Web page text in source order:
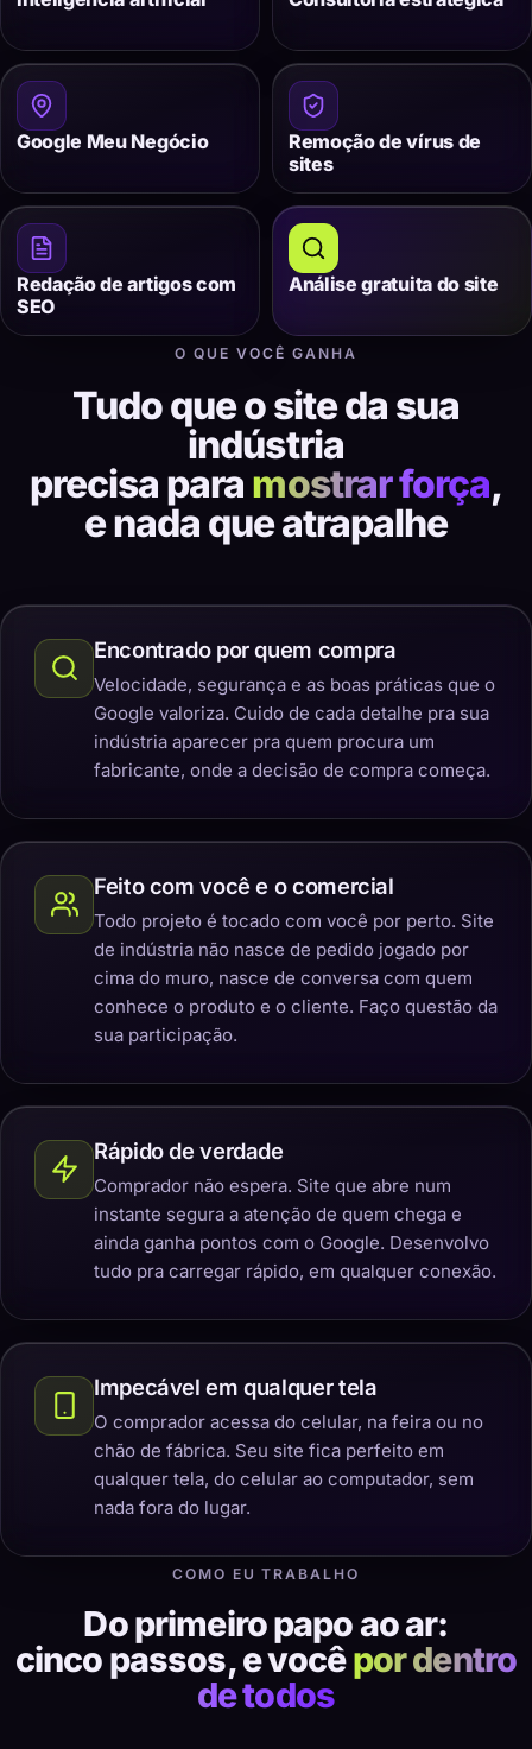
Google Meu Negócio
Remoção de vírus de
sites
Redação de artigos com
SEO
Análise gratuita do site
O QUE VOCÊ GANHA
Tudo que o site da sua
indústria
precisa para mostrar força,
e nada que atrapalhe
Encontrado por quem compra
Velocidade, segurança e as boas práticas que o
Google valoriza. Cuido de cada detalhe pra sua
indústria aparecer pra quem procura um
fabricante, onde a decisão de compra começa.
Feito com você e o comercial
Todo projeto é tocado com você por perto. Site
de indústria não nasce de pedido jogado por
cima do muro, nasce de conversa com quem
conhece o produto e o cliente. Faço questão da
sua participação.
Rápido de verdade
Comprador não espera. Site que abre num
instante segura a atenção de quem chega e
ainda ganha pontos com o Google. Desenvolvo
tudo pra carregar rápido, em qualquer conexão.
Impecável em qualquer tela
O comprador acessa do celular, na feira ou no
chão de fábrica. Seu site fica perfeito em
qualquer tela, do celular ao computador, sem
nada fora do lugar.
COMO EU TRABALHO
Do primeiro papo ao ar:
cinco passos, e vocêpor dentro
de todos